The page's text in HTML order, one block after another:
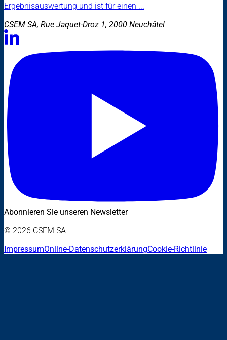
Ergebnisauswertung und ist für einen ...
CSEM SA, Rue Jaquet-Droz 1, 2000 Neuchâtel
Abonnieren Sie unseren Newsletter
© 2026 CSEM SA
ImpressumOnline-DatenschutzerklärungCookie-Richtlinie